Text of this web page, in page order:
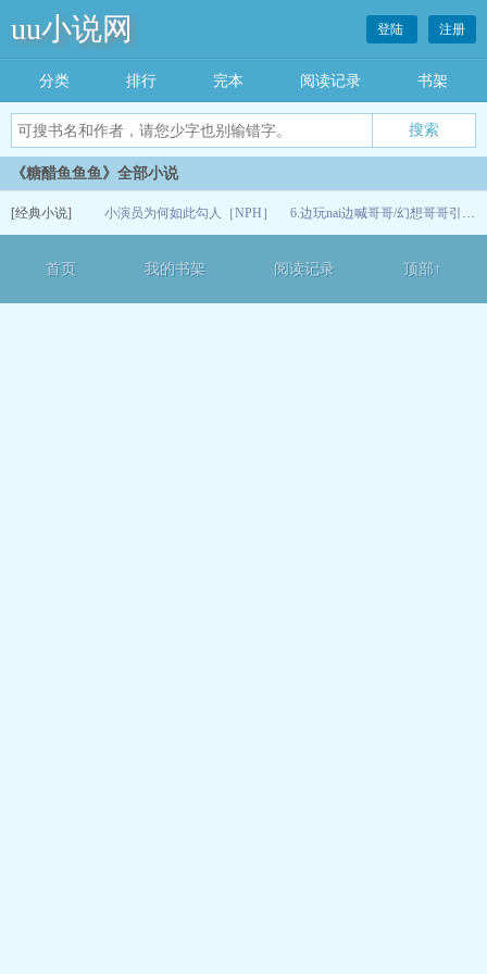
uu小说网 登陆 注册
分类 排行 完本 阅读记录 书架
《糖醋鱼鱼鱼》全部小说
[经典小说] 小演员为何如此勾人［NPH］ 6.边玩nai边喊哥哥/幻想哥哥引诱妹妹/捆绑play/幻想使用戒尺抽打欠调教的saonai（戒尺惩罚）
首页 我的书架 阅读记录 顶部↑